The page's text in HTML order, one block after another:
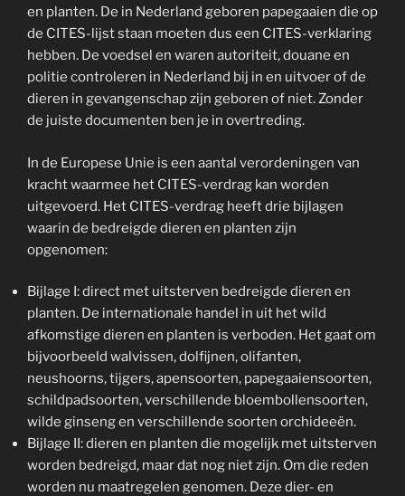
en planten. De in Nederland geboren papegaaien die op
de CITES-lijst staan moeten dus een CITES-verklaring
hebben. De voedsel en waren autoriteit, douane en
politie controleren in Nederland bij in en uitvoer of de
dieren in gevangenschap zijn geboren of niet. Zonder
de juiste documenten ben je in overtreding.
In de Europese Unie is een aantal verordeningen van
kracht waarmee het CITES-verdrag kan worden
uitgevoerd. Het CITES-verdrag heeft drie bijlagen
waarin de bedreigde dieren en planten zijn
opgenomen:
Bijlage I: direct met uitsterven bedreigde dieren en
planten. De internationale handel in uit het wild
afkomstige dieren en planten is verboden. Het gaat om
bijvoorbeeld walvissen, dolfijnen, olifanten,
neushoorns, tijgers, apensoorten, papegaaiensoorten,
schildpadsoorten, verschillende bloembollensoorten,
wilde ginseng en verschillende soorten orchideeën.
Bijlage II: dieren en planten die mogelijk met uitsterven
worden bedreigd, maar dat nog niet zijn. Om die reden
worden nu maatregelen genomen. Deze dier- en